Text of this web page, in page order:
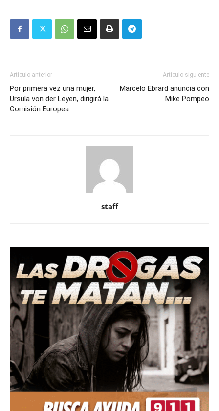
Artículo anterior
Por primera vez una mujer,
Ursula von der Leyen, dirigirá la
Comisión Europea
Artículo siguiente
Marcelo Ebrard anuncia con
Mike Pompeo
staff